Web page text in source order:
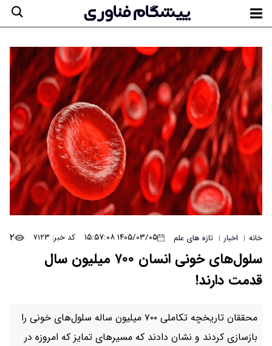
خانه | اخبار | تازه های علم ۱۴۰۵/۰۳/۰۵ ۱۵:۵۷:۰۸ کد خبر: ۷۱۲۳ ۲
سلول‌های خونی انسان ۷۰۰ میلیون سال
قدمت دارند!
محققان تاریخچه تکاملی ۷۰۰ میلیون ساله سلول‌های خونی را
بازسازی کردند و نشان دادند که مسیرهای تمایز که امروزه در